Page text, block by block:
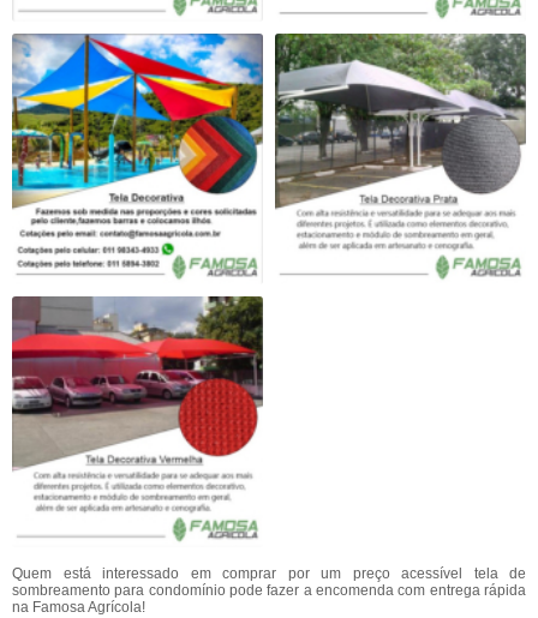
Quem está interessado em comprar por um preço acessível tela de
sombreamento para condomínio pode fazer a encomenda com entrega rápida
na Famosa Agrícola!